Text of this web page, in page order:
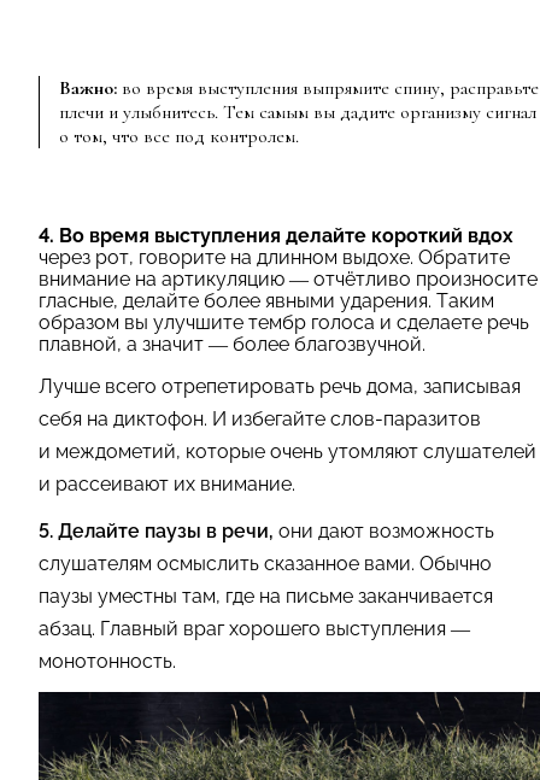
Важно: во время выступления выпрямите спину, расправьте
плечи и улыбнитесь. Тем самым вы дадите организму сигнал
о том, что все под контролем.
4. Во время выступления делайте короткий вдох
через рот, говорите на длинном выдохе. Обратите
внимание на артикуляцию — отчётливо произносите
гласные, делайте более явными ударения. Таким
образом вы улучшите тембр голоса и сделаете речь
плавной, а значит — более благозвучной.
Лучше всего отрепетировать речь дома, записывая
себя на диктофон. И избегайте слов-паразитов
и междометий, которые очень утомляют слушателей
и рассеивают их внимание.
5. Делайте паузы в речи, они дают возможность
слушателям осмыслить сказанное вами. Обычно
паузы уместны там, где на письме заканчивается
абзац. Главный враг хорошего выступления —
монотонность.